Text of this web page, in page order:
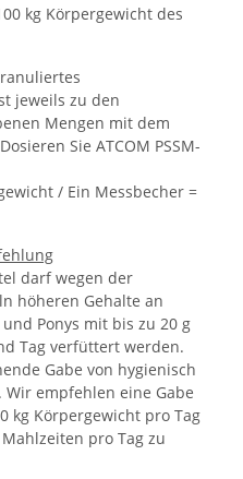
kg Körpergewicht des
jeweils zu den
Mengen mit dem
Sie ATCOM PSSM-
/ Ein Messbecher =
darf wegen der
höheren Gehalte an
Ponys mit bis zu 20 g
Tag verfüttert werden.
Gabe von hygienisch
empfehlen eine Gabe
kg Körpergewicht pro Tag
pro Tag zu